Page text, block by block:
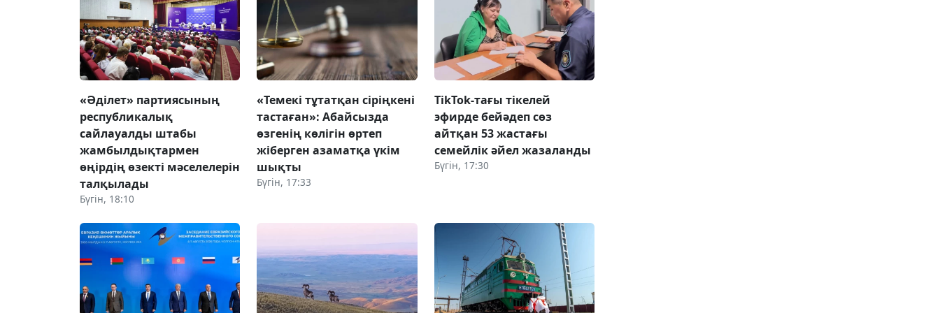
«Әділет» партиясының
республикалық
сайлауалды штабы
жамбылдықтармен
өңірдің өзекті мәселелерін
талқылады
Бүгін, 18:10
«Темекі тұтатқан сіріңкені
тастаған»: Абайсызда
өзгенің көлігін өртеп
жіберген азаматқа үкім
шықты
Бүгін, 17:33
TikTok-тағы тікелей
эфирде бейәдеп сөз
айтқан 53 жастағы
семейлік әйел жазаланды
Бүгін, 17:30